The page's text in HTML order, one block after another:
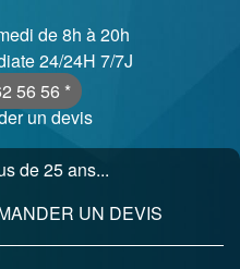
de 8h à 20h
24/24H 7/7J
56 56 *
un devis
de 25 ans...
UN DEVIS